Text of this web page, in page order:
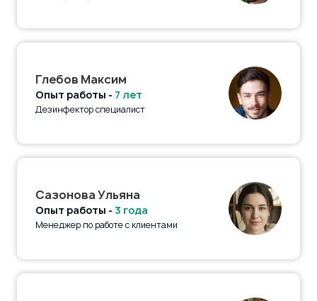
Глебов Максим
Опыт работы - 7 лет
Дезинфектор специалист
Сазонова Ульяна
Опыт работы - 3 года
Менеджер по работе с клиентами